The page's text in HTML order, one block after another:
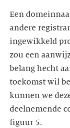
Een
andere
ingewikkeld
zou een
belang hecht
toekomst wil
kunnen we
deelnemende
figuur 5.